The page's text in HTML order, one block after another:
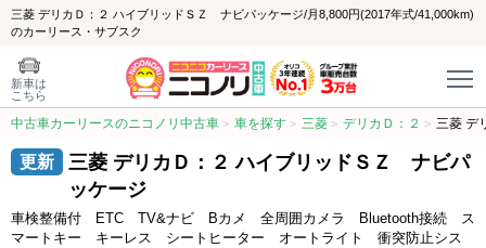
三菱 デリカＤ：２ ハイブリッドＳＺ ナビパッケージ/月8,800円(2017年式/41,000km)
のカーリース・サブスク
新車は
こちら
中古車カーリースのニコノリ中古車 車を探す 三菱 デリカＤ：２ 三菱 デ
三菱 デリカＤ：２ ハイブリッドＳＺ ナビパ
ッケージ
車検整備付 ETC TV&ナビ Bカメ 全周囲カメラ Bluetooth接続 ス
マートキー キーレス シートヒーター オートライト 衝突防止シス